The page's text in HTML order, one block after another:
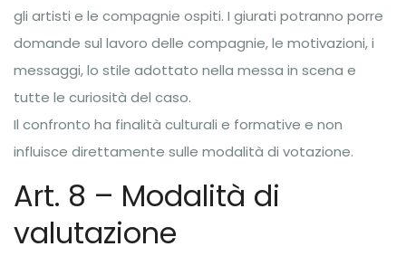
gli artisti e le compagnie ospiti. I giurati potranno porre
domande sul lavoro delle compagnie, le motivazioni, i
messaggi, lo stile adottato nella messa in scena e
tutte le curiosità del caso.
Il confronto ha finalità culturali e formative e non
influisce direttamente sulle modalità di votazione.
Art. 8 – Modalità di
valutazione